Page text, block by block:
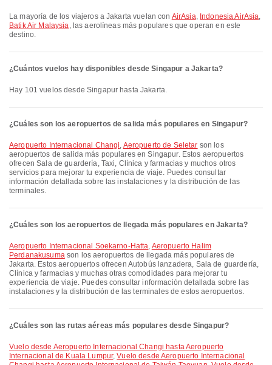
La mayoría de los viajeros a Jakarta vuelan con AirAsia, Indonesia AirAsia,
Batik Air Malaysia, las aerolíneas más populares que operan en este
destino.
¿Cuántos vuelos hay disponibles desde Singapur a Jakarta?
Hay 101 vuelos desde Singapur hasta Jakarta.
¿Cuáles son los aeropuertos de salida más populares en Singapur?
Aeropuerto Internacional Changi, Aeropuerto de Seletar son los
aeropuertos de salida más populares en Singapur. Estos aeropuertos
ofrecen Sala de guardería, Taxi, Clínica y farmacias y muchos otros
servicios para mejorar tu experiencia de viaje. Puedes consultar
información detallada sobre las instalaciones y la distribución de las
terminales.
¿Cuáles son los aeropuertos de llegada más populares en Jakarta?
Aeropuerto Internacional Soekarno-Hatta, Aeropuerto Halim
Perdanakusumason los aeropuertos de llegada más populares de
Jakarta. Estos aeropuertos ofrecen Autobús lanzadera, Sala de guardería,
Clínica y farmacias y muchas otras comodidades para mejorar tu
experiencia de viaje. Puedes consultar información detallada sobre las
instalaciones y la distribución de las terminales de estos aeropuertos.
¿Cuáles son las rutas aéreas más populares desde Singapur?
Vuelo desde Aeropuerto Internacional Changi hasta Aeropuerto
Internacional de Kuala Lumpur,Vuelo desde Aeropuerto Internacional